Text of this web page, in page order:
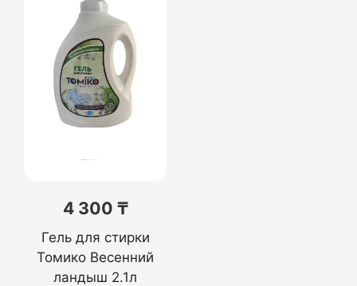
4 300 ₸
Гель для стирки
Томико Весенний
ландыш 2.1л